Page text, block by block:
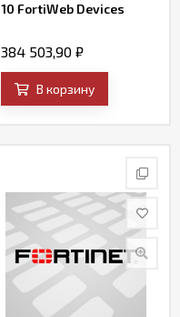
10 FortiWeb Devices
384 503,90 ₽
В корзину